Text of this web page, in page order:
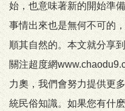
始，也意味著新的開始準
事情出來也是無何不可的
順其自然的。本文就分享
關注超度網
力奧，我們會努力提供更
統民俗知識。如果您有什